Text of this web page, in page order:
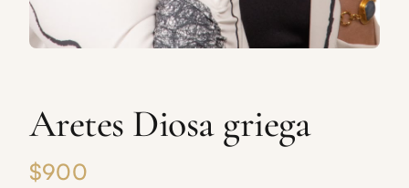
Aretes Diosa griega
$900